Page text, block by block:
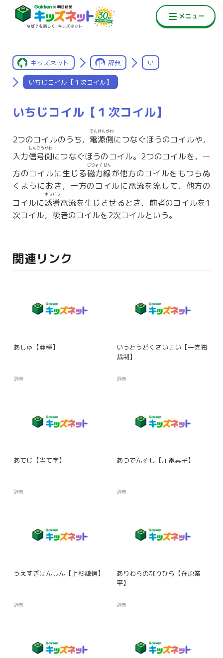
キッズネット 辞典 い
いちじコイル【１次コイル】
いちじコイル【１次コイル】
2つのコイルのうち， 電源
でんげん
側
がわ
につなぐほうのコイルや，
入力信号側
しんごうがわ
につなぐほうのコイル。2つのコイルを，一
方のコイルに生じる磁力線
じりょくせん
が他方のコイルをもつらぬ
くようにおき，一方のコイルに電流を流して，他方の
コイルに誘導
ゆうどう
電流を生じさせるとき，前者のコイルを1
次コイル，後者のコイルを2次コイルという。
関連リンク
あしゅ【亜種】
辞典
いっとうどくさいせい【一党独
裁制】
辞典
あてじ【当て字】
辞典
あつでんそし【圧電素子】
辞典
うえすぎけんしん【上杉謙信】
辞典
ありわらのなりひら【在原業
平】
辞典